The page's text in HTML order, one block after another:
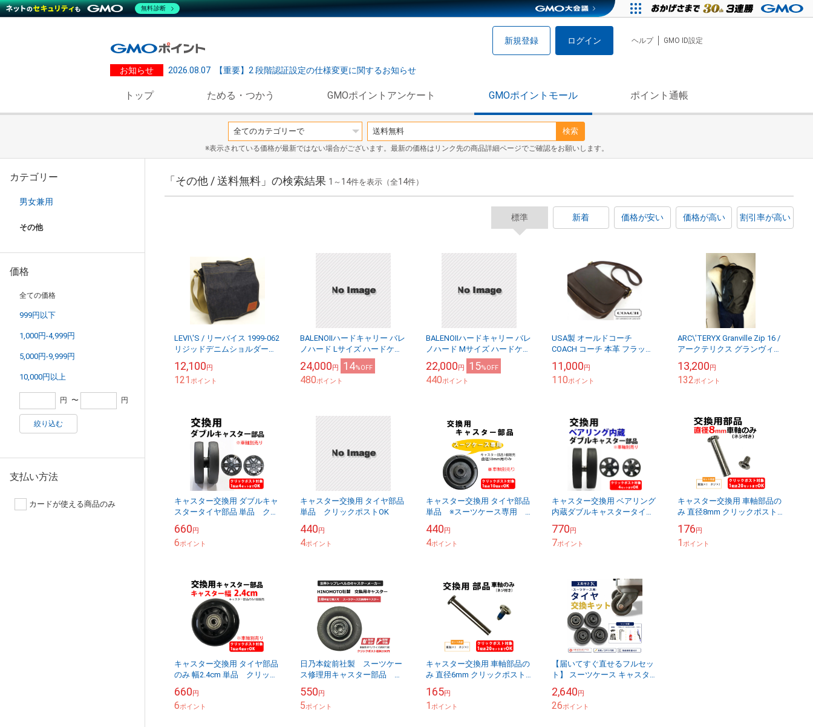
新規登録 ログイン ヘルプ GMO ID設定
お知らせ 2026.08.07 【重要】2 段階認証設定の仕様変更に関するお知らせ
トップ ためる・つかう GMOポイントアンケート GMOポイントモール ポイント通帳
検索
※表示されている価格が最新ではない場合がございます。最新の価格はリンク先の商品詳細ページでご確認をお願いします。
カテゴリー
男女兼用
その他
価格
全ての価格
999円以下
1,000円-4,999円
5,000円-9,999円
10,000円以上
円 〜 円
絞り込む
支払い方法
カードが使える商品のみ
「その他 / 送料無料」の検索結果 1 ～ 14件を表示（全14件）
標準 新着 価格が安い 価格が高い 割引率が高い
LEVI\'S / リーバイス 1999-062
リジッドデニムショルダーバ
12,100円
121ポイント
BALENOⅡハードキャリー バレ
ノハード Lサイズ ハードケー
ス 送料無料
24,000円 14%OFF
480ポイント
BALENOⅡハードキャリー バレ
ノハード Mサイズ ハードケー
ス 送料無料
22,000円 15%OFF
440ポイント
USA製 オールドコーチ
COACH コーチ 本革 フラップ
ージ】【中古】【送料無料】
11,000円
110ポイント
ARC\'TERYX Granville Zip 16 /
アークテリクス グランヴィル
パック /リ...
13,200円
132ポイント
キャスター交換用 ダブルキャ
スタータイヤ部品 単品 クリ
660円
6ポイント
キャスター交換用 タイヤ部品
単品 クリックポストOK
440円
4ポイント
キャスター交換用 タイヤ部品
単品 ※スーツケース専用
440円
4ポイント
キャスター交換用 ベアリング
内蔵ダブルキャスタータイヤ
770円
7ポイント
キャスター交換用 車軸部品の
み 直径8mm クリックポスト
176円
1ポイント
キャスター交換用 タイヤ部品
のみ 幅2.4cm 単品 クリック
660円
6ポイント
日乃本錠前社製 スーツケー
ス修理用キャスター部品 キ
HINOMOTO タイヤ キャス
ター ※車軸は別売り クリッ...
550円
5ポイント
キャスター交換用 車軸部品の
み 直径6mm クリックポスト
165円
1ポイント
【届いてすぐ直せるフルセッ
ト】 スーツケース キャスター
ー採用 車軸 のこぎり 工具 ネ
ジ緩み止め付...
2,640円
26ポイント
無料診断